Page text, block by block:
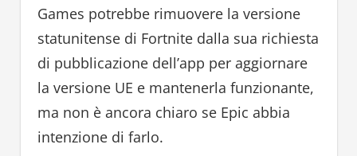
Games potrebbe rimuovere la versione
statunitense di Fortnite dalla sua richiesta
di pubblicazione dell’app per aggiornare
la versione UE e mantenerla funzionante,
ma non è ancora chiaro se Epic abbia
intenzione di farlo.